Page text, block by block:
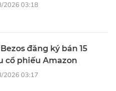
2026 03:18
đăng ký bán 15
cổ phiếu Amazon
2026 03:17